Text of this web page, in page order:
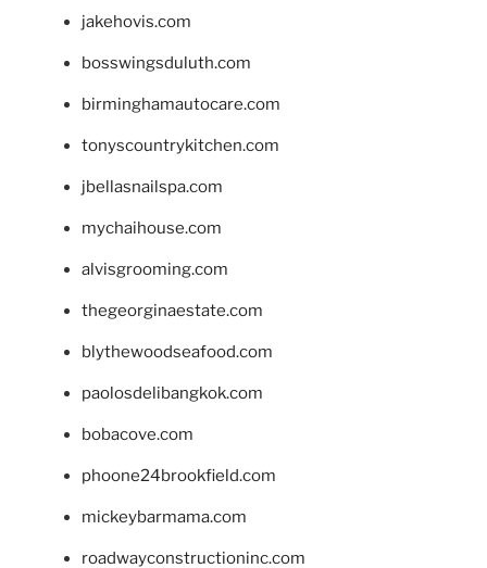
jakehovis.com
bosswingsduluth.com
birminghamautocare.com
tonyscountrykitchen.com
jbellasnailspa.com
mychaihouse.com
alvisgrooming.com
thegeorginaestate.com
blythewoodseafood.com
paolosdelibangkok.com
bobacove.com
phoone24brookfield.com
mickeybarmama.com
roadwayconstructioninc.com